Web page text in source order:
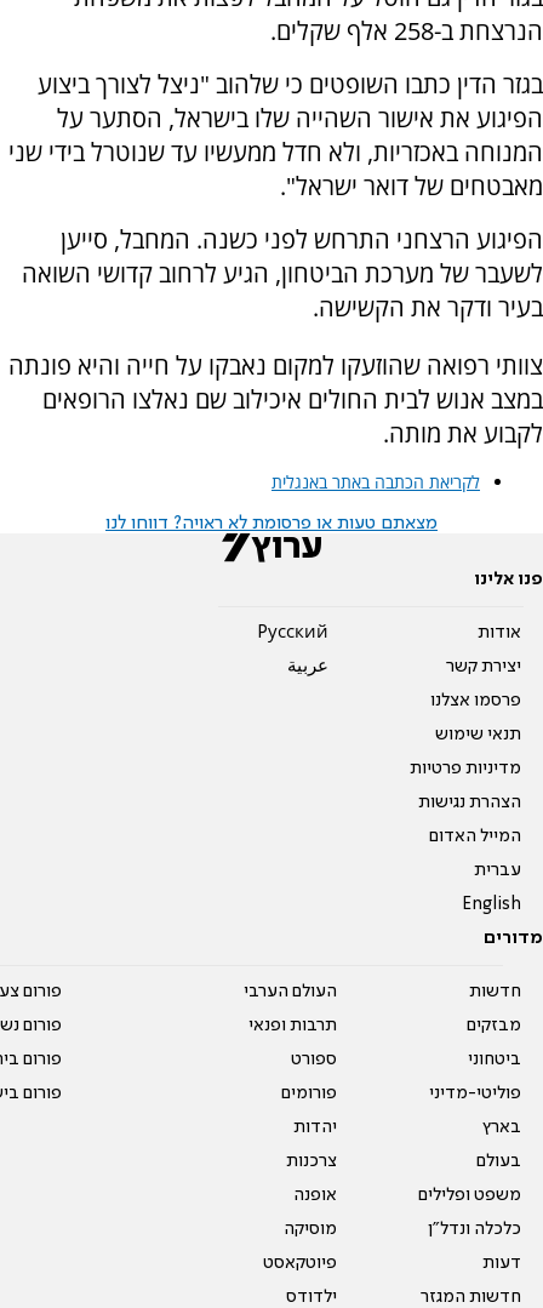
הנרצחת ב-258 אלף שקלים.
בגזר הדין כתבו השופטים כי שלהוב "ניצל לצורך ביצוע
הפיגוע את אישור השהייה שלו בישראל, הסתער על
המנוחה באכזריות, ולא חדל ממעשיו עד שנוטרל בידי שני
מאבטחים של דואר ישראל".
הפיגוע הרצחני התרחש לפני כשנה. המחבל, סייען
לשעבר של מערכת הביטחון, הגיע לרחוב קדושי השואה
בעיר ודקר את הקשישה.
צוותי רפואה שהוזעקו למקום נאבקו על חייה והיא פונתה
במצב אנוש לבית החולים איכילוב שם נאלצו הרופאים
לקבוע את מותה.
לקריאת הכתבה באתר באנגלית
מצאתם טעות או פרסומת לא ראויה? דווחו לנו
פנו אלינו
אודות
יצירת קשר
פרסמו אצלנו
תנאי שימוש
מדיניות פרטיות
הצהרת נגישות
המייל האדום
עברית
English
Pусский
عربية
מדורים
חדשות
מבזקים
ביטחוני
פוליטי-מדיני
בארץ
בעולם
משפט ופלילים
כלכלה ונדל"ן
דעות
חדשות המגזר
העולם הערבי
תרבות ופנאי
ספורט
פורומים
יהדות
צרכנות
אופנה
מוסיקה
פיוטקאסט
ילדודס
פורום
פורום
פורום
פורום